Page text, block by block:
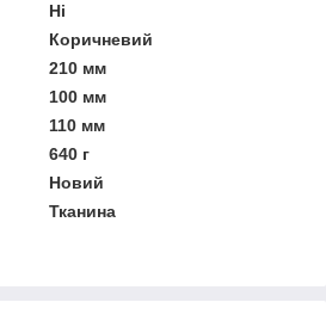
Ні
Коричневий
210 мм
100 мм
110 мм
640 г
Новий
Тканина